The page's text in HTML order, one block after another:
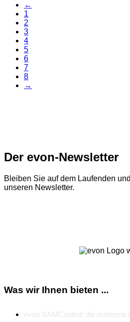
←
1
2
3
4
5
6
7
8
→
Der evon-Newsletter
Bleiben Sie auf dem Laufenden
unseren Newsletter.
Was wir Ihnen bieten ...
evon XAMControl: die moderne